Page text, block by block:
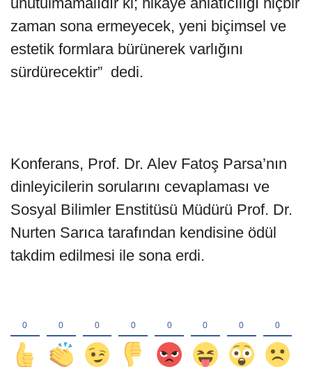
zaman sona ermeyecek, yeni biçimsel ve
estetik formlara bürünerek varlığını
sürdürecektir” dedi.
Konferans, Prof. Dr. Alev Fatoş Parsa’nın
dinleyicilerin sorularını cevaplaması ve
Sosyal Bilimler Enstitüsü Müdürü Prof. Dr.
Nurten Sarıca tarafından kendisine ödül
takdim edilmesi ile sona erdi.